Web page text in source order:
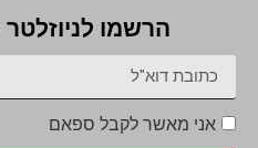
הרשמו
אני מאשר לקבל ספאם